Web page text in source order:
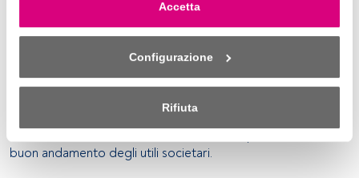
privacy” che appare nella parte inferiore della pagina web
(o sull'icona mobile che si trova nella parte inferiore sinistra
nell'ambito del nostro consenso. Per saperne di più,
Utilizzo di dati di localizzazione geografica precisi. Analisi
Accetta
Configurazione
Rifiuta
sondaggio di novembre. L’indice MIISI sale a 60,14 punti
dai 57,5 di ottobre, muovendosi versouno scenario più
migliore rispetto all’Europa e la fiducia dei consumatori ha
raggiunto livelli che non si vedevano dal 2007. Questo,
insieme al calo dei prezzi dell’energia, fa ben sperare per le
buon andamento degli utili societari.